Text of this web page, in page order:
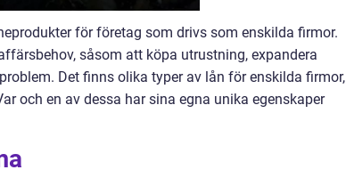
för företag som drivs som enskilda firmor.
såsom att köpa utrustning, expandera
Det finns olika typer av lån för enskilda firmor,
och en av dessa har sina egna unika egenskaper